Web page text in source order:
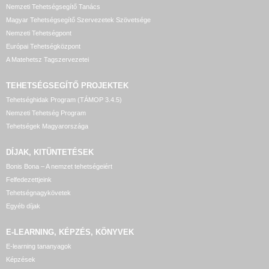
Nemzeti Tehetségsegítő Tanács
Magyar Tehetségsegítő Szervezetek Szövetsége
Nemzeti Tehetségpont
Európai Tehetségközpont
A Matehetsz Tagszervezetei
TEHETSÉGSEGÍTŐ PROJEKTEK
Tehetséghidak Program (TÁMOP 3.4.5)
Nemzeti Tehetség Program
Tehetségek Magyarországa
DÍJAK, KITÜNTETÉSEK
Bonis Bona – A nemzet tehetségeiért
Felfedezettjeink
Tehetségnagykövetek
Egyéb díjak
E-LEARNING, KÉPZÉS, KÖNYVEK
E-learning tananyagok
Képzések